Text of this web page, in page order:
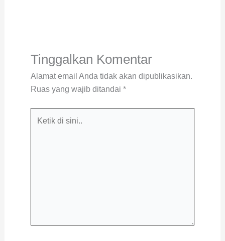
Tinggalkan Komentar
Alamat email Anda tidak akan dipublikasikan.
Ruas yang wajib ditandai *